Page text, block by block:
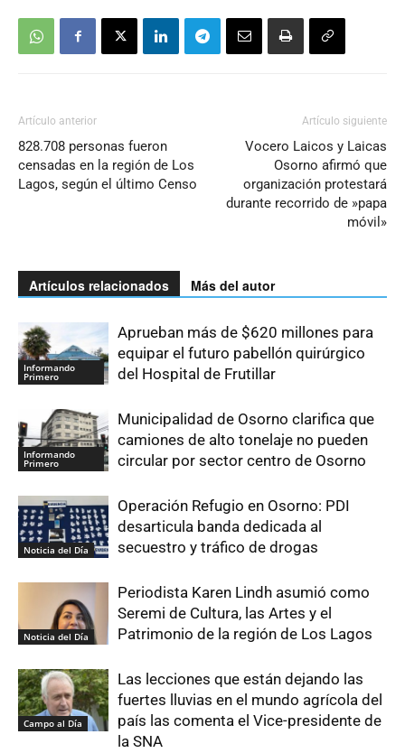
Artículo anterior
828.708 personas fueron
censadas en la región de Los
Lagos, según el último Censo
Artículo siguiente
Vocero Laicos y Laicas
Osorno afirmó que
organización protestará
durante recorrido de »papa
móvil»
Artículos relacionados Más del autor
Informando
Primero
Aprueban más de $620 millones para
equipar el futuro pabellón quirúrgico
del Hospital de Frutillar
Informando
Primero
Municipalidad de Osorno clarifica que
camiones de alto tonelaje no pueden
circular por sector centro de Osorno
Noticia del Día
Operación Refugio en Osorno: PDI
desarticula banda dedicada al
secuestro y tráfico de drogas
Noticia del Día
Periodista Karen Lindh asumió como
Seremi de Cultura, las Artes y el
Patrimonio de la región de Los Lagos
Campo al Día
Las lecciones que están dejando las
fuertes lluvias en el mundo agrícola del
país las comenta el Vice-presidente de
la SNA